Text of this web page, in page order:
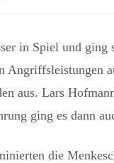
in Spiel und
aus. Lars
ging es dann
die